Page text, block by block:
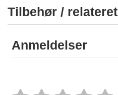
Tilbehør / relateret
Anmeldelser